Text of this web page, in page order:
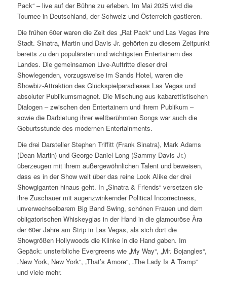
Pack“ – live auf der Bühne zu erleben. Im Mai 2025 wird die
Tournee in Deutschland, der Schweiz und Österreich gastieren.
Die frühen 60er waren die Zeit des „Rat Pack“ und Las Vegas ihre
Stadt. Sinatra, Martin und Davis Jr. gehörten zu diesem Zeitpunkt
bereits zu den populärsten und wichtigsten Entertainern des
Landes. Die gemeinsamen Live-Auftritte dieser drei
Showlegenden, vorzugsweise im Sands Hotel, waren die
Showbiz-Attraktion des Glückspielparadieses Las Vegas und
absoluter Publikumsmagnet. Die Mischung aus kabarettistischen
Dialogen – zwischen den Entertainern und ihrem Publikum –
sowie die Darbietung ihrer weltberühmten Songs war auch die
Geburtsstunde des modernen Entertainments.
Die drei Darsteller Stephen Triffitt (Frank Sinatra), Mark Adams
(Dean Martin) und George Daniel Long (Sammy Davis Jr.)
überzeugen mit ihrem außergewöhnlichen Talent und beweisen,
dass es in der Show weit über das reine Look Alike der drei
Showgiganten hinaus geht. In „Sinatra & Friends“ versetzen sie
ihre Zuschauer mit augenzwinkernder Political Incorrectness,
unverwechselbarem Big Band Swing, schönen Frauen und dem
obligatorischen Whiskeyglas in der Hand in die glamouröse Ära
der 60er Jahre am Strip in Las Vegas, als sich dort die
Showgrößen Hollywoods die Klinke in die Hand gaben. Im
Gepäck: unsterbliche Evergreens wie „My Way“, „Mr. Bojangles“,
„New York, New York“, „That’s Amore“, „The Lady Is A Tramp“
und viele mehr.